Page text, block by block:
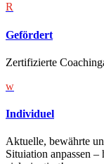
R
Gefördert
Zertifizierte
w
Individuel
Aktuelle, bewährte
Situiation anpassen